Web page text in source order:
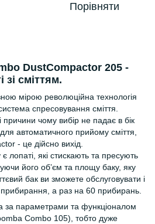
Порівняти
DustCompactor 205 -
зі сміттям.
мірою революційна технологія
спресовування сміття.
чому вибір не падає в бік
автоматичного прийому сміття,
- це дійсно вихід.
лопаті, які стискають та пресують
його обʼєм та площу баку, яку
бак ви зможете обслуговувати і
прибирання, а раз на 60 прибирань.
за параметрами та функціоналом
Combo 105), тобто дуже